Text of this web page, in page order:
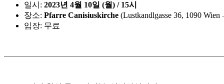
일시: 2023년 4월 10일 (월) / 15시
장소: Pfarre Canisiuskirche (Lustkandlgasse 36, 1090
입장: 무료